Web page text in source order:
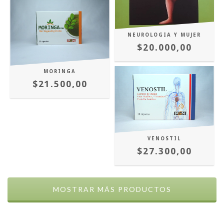
NEUROLOGIA Y MUJER
$20.000,00
MORINGA
$21.500,00
VENOSTIL
$27.300,00
MOSTRAR MÁS PRODUCTOS